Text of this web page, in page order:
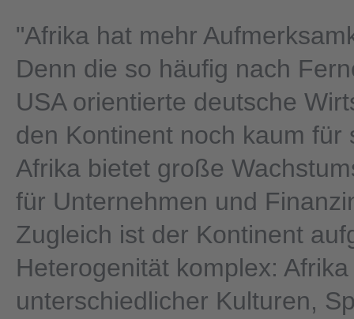
"Afrika hat mehr
Denn die so häufig nach
USA orientierte deutsche
den Kontinent noch kaum für
Afrika bietet große
für Unternehmen und
Zugleich ist der Kontinent
Heterogenität komplex:
unterschiedlicher Kulturen,